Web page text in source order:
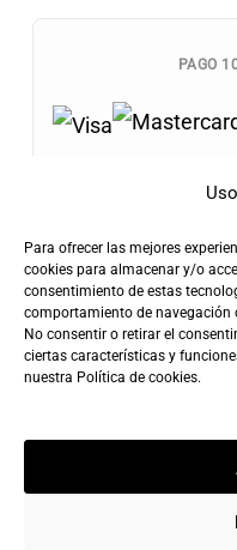
Para ofrecer las mejores
cookies para almacenar y/o
consentimiento de estas
comportamiento de navegación
No consentir o retirar el
ciertas características y
nuestra Política de cookies.
PAGO
Tarifa de Envío
4,90€
Copyright